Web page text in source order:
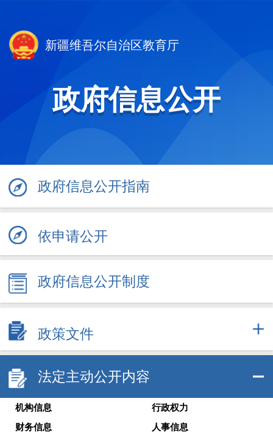
新疆维吾尔自治区教育厅
政府信息公开
政府信息公开指南
依申请公开
政府信息公开制度
政策文件
法定主动公开内容
机构信息
行政权力
财务信息
人事信息